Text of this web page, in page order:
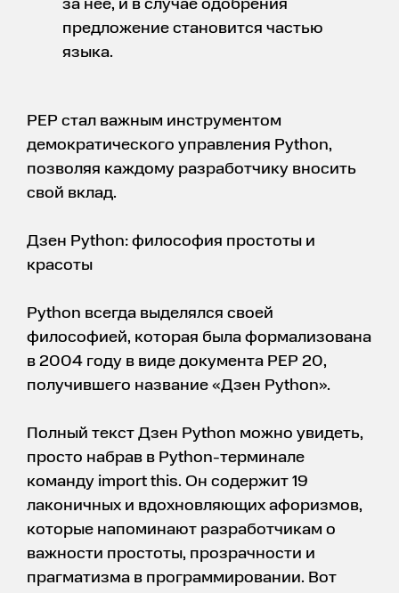
за нее, и в случае одобрения
предложение становится частью
языка.
PEP стал важным инструментом
демократического управления Python,
позволяя каждому разработчику вносить
свой вклад.
Дзен Python: философия простоты и
красоты
Python всегда выделялся своей
философией, которая была формализована
в 2004 году в виде документа PEP 20,
получившего название «Дзен Python».
Полный текст Дзен Python можно увидеть,
просто набрав в Python-терминале
команду import this. Он содержит 19
лаконичных и вдохновляющих афоризмов,
которые напоминают разработчикам о
важности простоты, прозрачности и
прагматизма в программировании. Вот